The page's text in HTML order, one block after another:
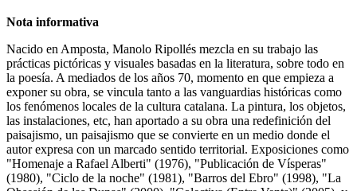
Nota informativa
Nacido en Amposta, Manolo Ripollés mezcla en su trabajo las
prácticas pictóricas y visuales basadas en la literatura, sobre todo en
la poesía. A mediados de los años 70, momento en que empieza a
exponer su obra, se vincula tanto a las vanguardias históricas como
los fenómenos locales de la cultura catalana. La pintura, los objetos,
las instalaciones, etc, han aportado a su obra una redefinición del
paisajismo, un paisajismo que se convierte en un medio donde el
autor expresa con un marcado sentido territorial. Exposiciones como
"Homenaje a Rafael Alberti" (1976), "Publicación de Vísperas"
(1980), "Ciclo de la noche" (1981), "Barros del Ebro" (1998), "La